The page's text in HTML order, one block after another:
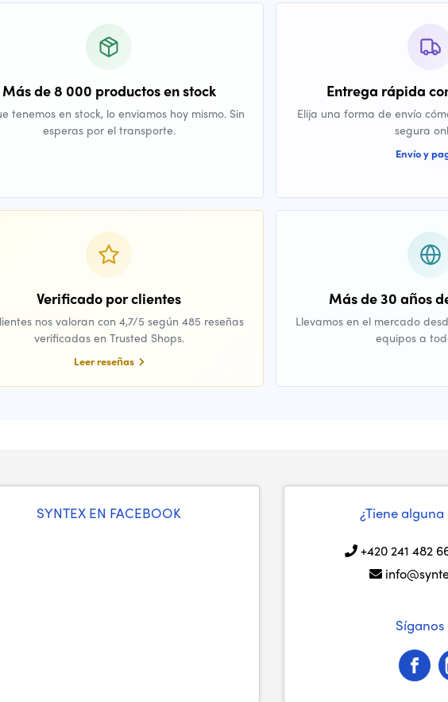
Más de 8 000 productos en stock
tenemos en stock, lo enviamos hoy mismo. Sin
esperas por el transporte.
Entrega rápida
Elija una forma de envío
segura
Envío y
Verificado por clientes
nos valoran con 4,7/5 según 485 reseñas
verificadas en Trusted Shops.
Leer reseñas
Más de 30 años
Llevamos en el mercado
equipos a
SYNTEX EN FACEBOOK ¿Tiene
+420 241 482